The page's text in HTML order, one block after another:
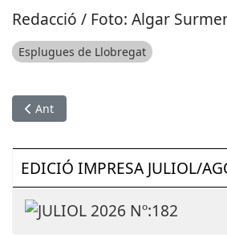
Redacció / Foto: Algar
Esplugues de Llobregat
Article anterior: SOCIETAT: Pallejà
Ant
EDICIÓ IMPRESA JULIOL/